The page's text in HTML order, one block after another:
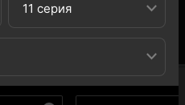
11 серия